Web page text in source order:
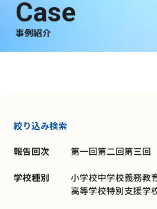
AI英語勉強会
事例紹介
事例紹介
絞り込み検索
報告回次 第一回第二回第三回
学校種別 小学校中学校義務教
高等学校特別支援学